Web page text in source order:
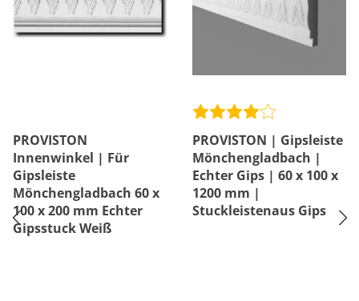
PROVISTON
Innenwinkel | Für
Gipsleiste
Mönchengladbach 60 x
100 x 200 mm Echter
Gipsstuck Weiß
PROVISTON | Gipsleiste
Mönchengladbach |
Echter Gips | 60 x 100 x
1200 mm |
Stuckleistenaus Gips